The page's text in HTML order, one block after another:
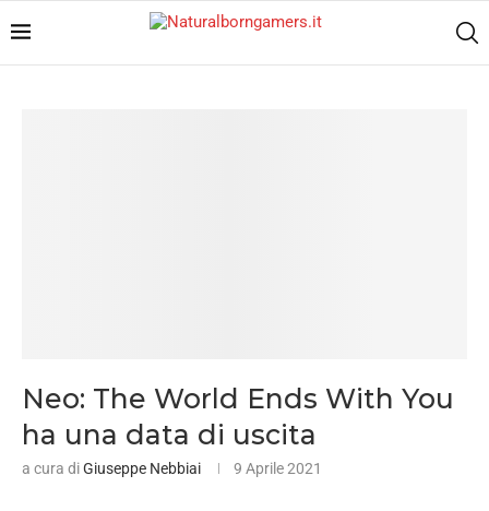
Neo: The World Ends With You
ha una data di uscita
a cura diGiuseppe Nebbiai 9 Aprile 2021